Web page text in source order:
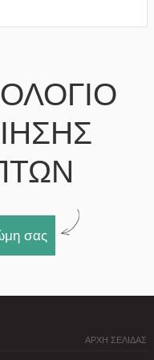
σας
ΑΡΧΗ ΣΕΛΙΔΑΣ